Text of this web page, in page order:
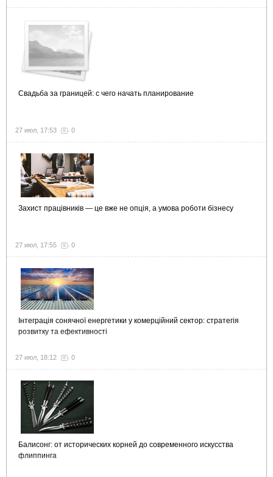
Свадьба за границей: с чего начать планирование
27 июл, 17:53 0
Захист працівників — це вже не опція, а умова роботи бізнесу
27 июл, 17:55 0
Інтеграція сонячної енергетики у комерційний сектор: стратегія
розвитку та ефективності
27 июл, 18:12 0
Балисонг: от исторических корней до современного искусства
флиппинга